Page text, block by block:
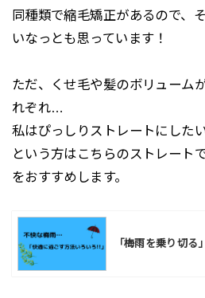
同種類で縮毛矯正があるので、
いなっとも思っています！
ただ、くせ毛や髪のボリューム
れぞれ…
私はぴっしりストレートにしたい
という方はこちらのストレート
をおすすめします。
「梅雨を乗り切